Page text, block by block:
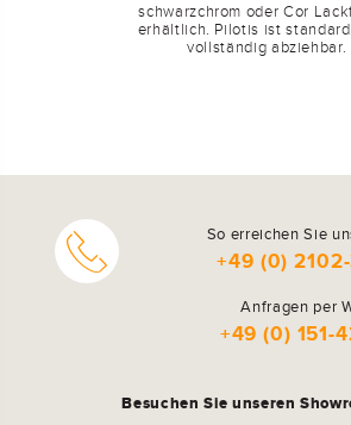
schwarzchrom oder Cor
erhältlich. Pilotis ist
vollständig abziehbar.
So erreichen Sie
+49 (0)
Anfragen per
+49 (0) 151-
Besuchen Sie unseren